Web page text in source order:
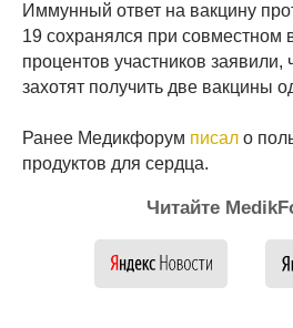
Иммунный ответ на вакцину
19 сохранялся при совместном
процентов участников заявили,
захотят получить две вакцины
Ранее Медикфорум писал о
продуктов для сердца.
Читайте